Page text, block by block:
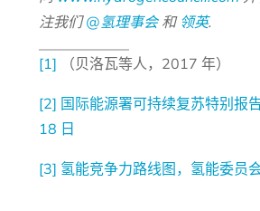
注我们@氢理事会和 领英.
[1] （贝洛瓦等人，2017 年）
[2] 国际能源署可持续复苏特别报
18 日
[3] 氢能竞争力路线图，氢能委员